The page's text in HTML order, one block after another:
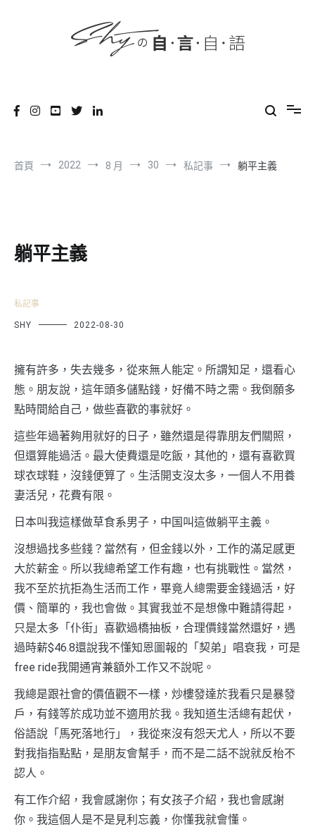
首頁 2022 8 月 30 私記事 躺平主義
躺平主義
私記事
SHY 2022-08-30
擁有許多，失去幾多，從來無人能定。所謂知足，還看心
態。朋友說，這年頭多儲點錢，好備不時之需。我倒願多
點時間給自己，做些喜歡的事就好。
這些年過著夠用就好的日子，雖然還是得靠朋友們關照，
但還算能過活。最大使費還是吃飯，其他的，還有喜歡買
球衣球鞋，沒錢便算了。生活開支沒太多，一個人不用養
妻活兒，花費有限。
日本叫我這樣做草食系男子，中国叫這做躺平主義。
沒想過找多些錢？當然有，但金錢以外，工作的滿足感更
大於薪金。所以我總希望工作有趣，也有挑戰性。當然，
我不至於抗拒為生活而工作，畢竟人總需要金錢過活，好
價、簡單的，我也會做。其實我並不是想像中難請得起，
只是太多「仆街」喜歡過橋抽板，合理價錢當然還好，遇
過時薪$46.8還說我不懂知恩圖報的「契弟」唱衰我，可是
free ride我開通宵兼額外工作又不說呢。
我總是跟社會的價值觀不一樣，炒樓發達於我看只是暴發
戶，有錢等於成功並不適用於我。我知道生活總有起伏，
俗語說「馬死落地行」，我從來沒有怨天尤人，所以不要
對我指指點點，是朋友會幫手，而不是二話不說就反枱不
認人。
有工作介紹，我會感謝你；有女孩子介紹，我也會感謝
你。我這個人是不是見利忘義，你懂我就會懂。